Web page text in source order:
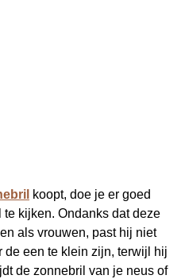
koopt, doe je er goed
kijken. Ondanks dat deze
als vrouwen, past hij niet
de een te klein zijn, terwijl hij
de zonnebril van je neus of